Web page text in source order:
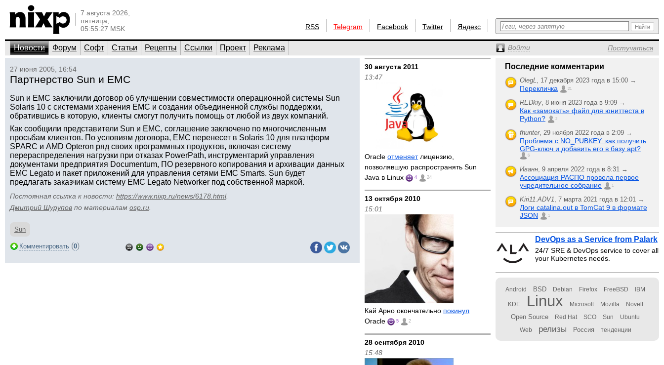
7 августа 2026,
пятница,
05:55:27 MSK
RSS Telegram Facebook Twitter Яндекс
Новости Форум Софт Статьи Рецепты Ссылки Проект Реклама Войти Постучаться
27 июня 2005, 16:54
Партнерство Sun и EMC
Sun и EMC заключили договор об улучшении совместимости операционной системы Sun
Solaris 10 с системами хранения EMC и создании объединенной службы поддержки,
обратившись в которую, клиенты смогут получить помощь от любой из двух компаний.
Как сообщили представители Sun и EMC, соглашение заключено по многочисленным
просьбам клиентов. По условиям договора, EMC перенесет в Solaris 10 для платформ
SPARC и AMD Opteron ряд своих программных продуктов, включая систему
перераспределения нагрузки при отказах PowerPath, инструментарий управления
документами предприятия Documentum, ПО резервного копирования и архивации данных
EMC Legato и пакет приложений для управления сетями EMC Smarts. Sun будет
предлагать заказчикам систему EMC Legato Networker под собственной маркой.
Постоянная ссылка к новости: https://www.nixp.ru/news/6178.html.
Дмитрий Шурупов по материалам osp.ru
Sun
Комментировать (0)
30 августа 2011
13:47
Oracleотменяетлицензию,
позволявшую распространять Sun
Java в Linux
4 24
13 октября 2010
15:01
Кай Арно окончательно покинул
Oracle
5 2
28 сентября 2010
15:48
Последние комментарии
OlegL, 17 декабря 2023 года в 15:00 →
Перекличка 21
REDkiy, 8 июня 2023 года в 9:09 →
Как «замокать» файл для юниттеста в
Python?
2
fhunter, 29 ноября 2022 года в 2:09 →
Проблема с NO_PUBKEY: как получить
GPG-ключ и добавить его в базу apt?
6
Иванн, 9 апреля 2022 года в 8:31 →
Ассоциация РАСПО провела первое
учредительное собрание
1
Kiri11.ADV1, 7 марта 2021 года в 12:01 →
Логи catalina.out в TomCat 9 в формате
JSON
1
DevOps as a Service from Palark
24/7 SRE & DevOps service to cover all
your Kubernetes needs.
Android BSD Debian Firefox FreeBSD IBM
KDE Linux Microsoft Mozilla Novell
Open Source Red Hat SCO Sun Ubuntu
Web релизы Россия тенденции